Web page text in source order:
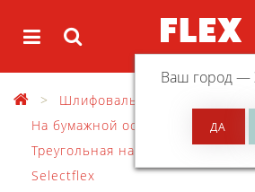
Ваш город —
Шлифовальный материал
На бумажной основе "липучка"
Треугольная на бумажной основе
Selectflex